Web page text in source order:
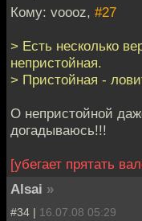
Кому: voooz, #27
> Есть несколько
непристойная.
> Пристойная -
О непристойной
догадываюсь!!!
[убегает прятать
Alsai »
#34 | 16.07.08 05:29